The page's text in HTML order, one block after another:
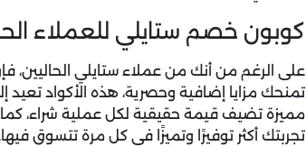
كوبون خصم ستايلي للعملاء
على الرغم من أنك من عملاء ستايلي الحاليين،
تمنحك مزايا إضافية وحصرية، هذه الأكواد
مميزة تضيف قيمة حقيقية لكل عملية شراء،
تجربتك أكثر توفيرًا وتميزًا في كل مرة تتسوق